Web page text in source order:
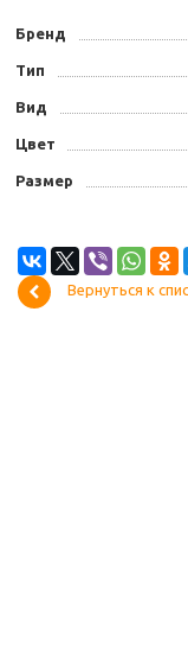
Бренд
Тип
Вид
Цвет
Размер
Вернуться к